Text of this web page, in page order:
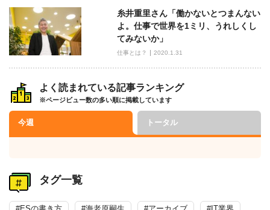
糸井重里さん「働かないとつまんない
よ。仕事で世界を1ミリ、うれしくし
てみないか」
仕事とは？ 2020.1.31
よく読まれている記事ランキング
※ページビュー数の多い順に掲載しています
今週 トータル
タグ一覧